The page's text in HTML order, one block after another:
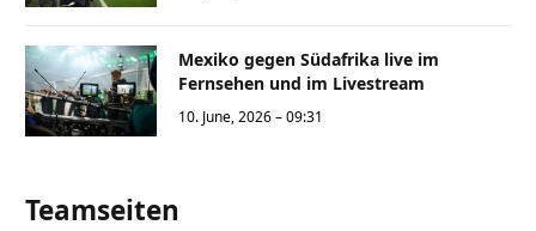
Mexiko gegen Südafrika live im
Fernsehen und im Livestream
10. June, 2026 – 09:31
Teamseiten